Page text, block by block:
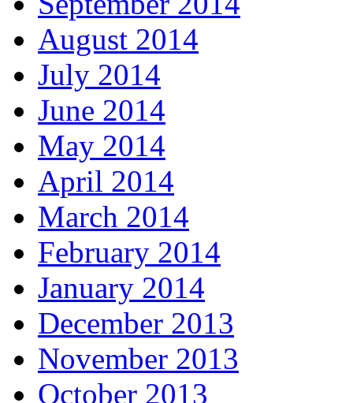
August 2014
July 2014
June 2014
May 2014
April 2014
March 2014
February 2014
January 2014
December 2013
November 2013
October 2013